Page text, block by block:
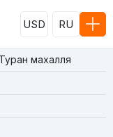
USD RU
махалля